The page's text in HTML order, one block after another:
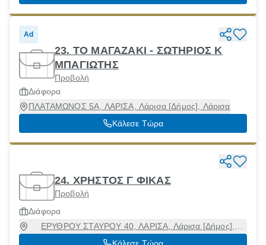
Ad
23. ΤΟ ΜΑΓΑΖΑΚΙ - ΣΩΤΗΡΙΟΣ Κ
ΜΠΑΓΙΩΤΗΣ
Προβολή
Διάφορα
ΠΛΑΤΑΜΩΝΟΣ 5Α, ΛΑΡΙΣΑ, Λάρισα [Δήμος], Λάρισα
Κάλεσε Τώρα
24. ΧΡΗΣΤΟΣ Γ ΦΙΚΑΣ
Προβολή
Διάφορα
ΕΡΥΘΡΟΥ ΣΤΑΥΡΟΥ 40, ΛΑΡΙΣΑ, Λάρισα [Δήμος],
Λάρισα, 41221
Κάλεσε Τώρα